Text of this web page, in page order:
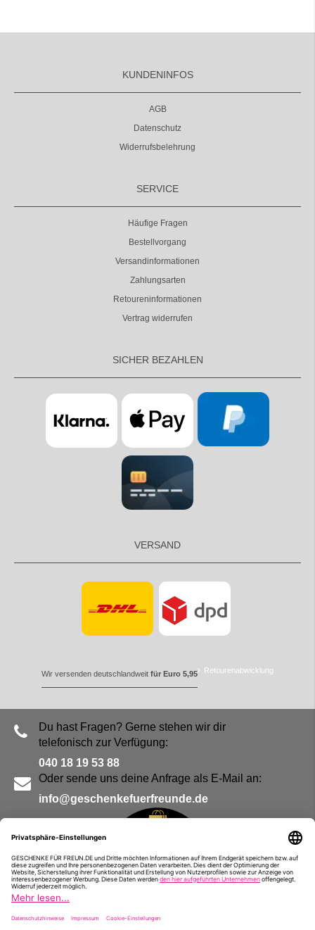
KUNDENINFOS
AGB
Datenschutz
Widerrufsbelehrung
SERVICE
Häufige Fragen
Bestellvorgang
Versandinformationen
Zahlungsarten
Retoureninformationen
Vertrag widerrufen
SICHER BEZAHLEN
VERSAND
Wir versenden deutschlandweit für Euro 5,95 Retourenabwicklung
Du hast Fragen? Gerne stehen wir dir
telefonisch zur Verfügung:
040 18 19 53 88
Oder sende uns deine Anfrage als E-Mail an:
info@geschenkefuerfreunde.de